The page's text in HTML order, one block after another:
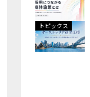
トピックス